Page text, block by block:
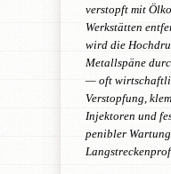
verstopft mit
Werkstätten
wird die
Metallspäne
— oft
Verstopfung,
Injektoren und
penibler